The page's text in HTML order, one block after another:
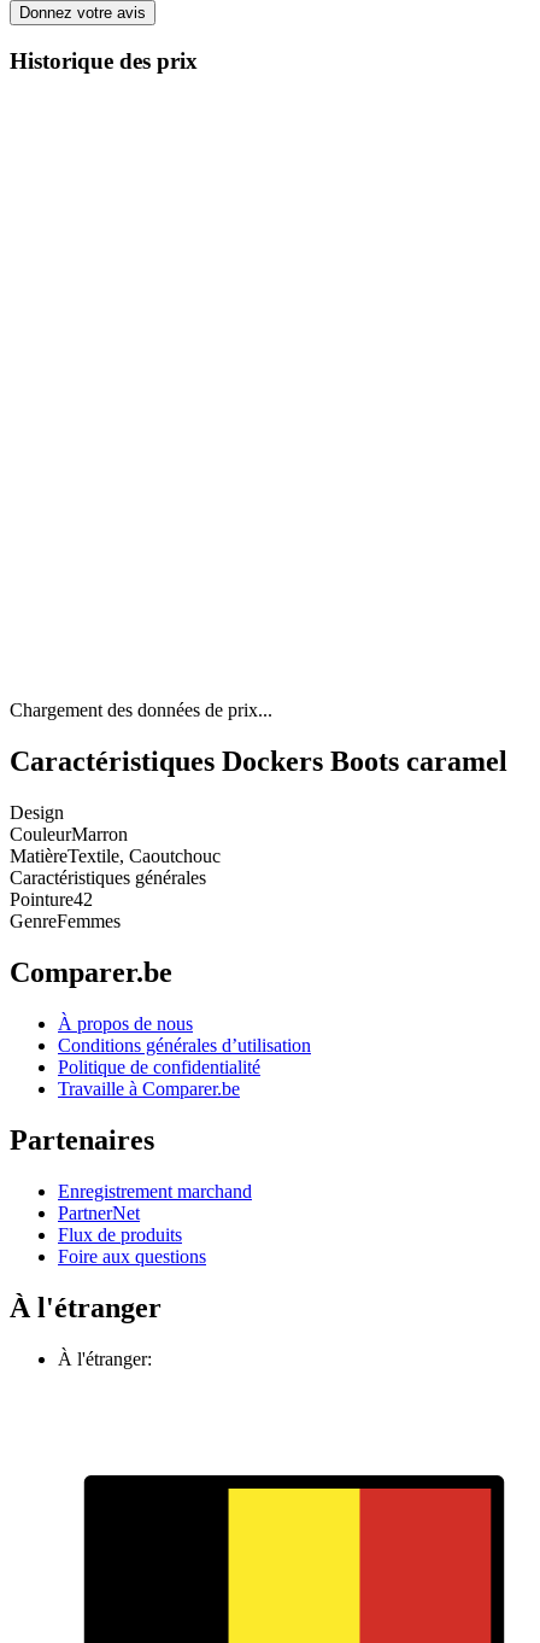
Donnez votre avis
Historique des prix
Chargement des données de prix...
Caractéristiques Dockers Boots caramel
Design
CouleurMarron
MatièreTextile, Caoutchouc
Caractéristiques générales
Pointure42
GenreFemmes
Comparer.be
À propos de nous
Conditions générales d’utilisation
Politique de confidentialité
Travaille à Comparer.be
Partenaires
Enregistrement marchand
PartnerNet
Flux de produits
Foire aux questions
À l'étranger
À l'étranger: